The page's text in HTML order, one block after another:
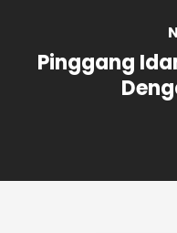
Pinggang